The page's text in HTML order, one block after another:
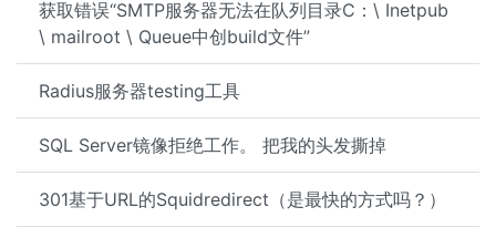
获取错误“SMTP服务器无法在队列目录C：\ Inetpub
\ mailroot \ Queue中创build文件”
Radius服务器testing工具
SQL Server镜像拒绝工作。 把我的头发撕掉
301基于URL的Squidredirect（是最快的方式吗？）